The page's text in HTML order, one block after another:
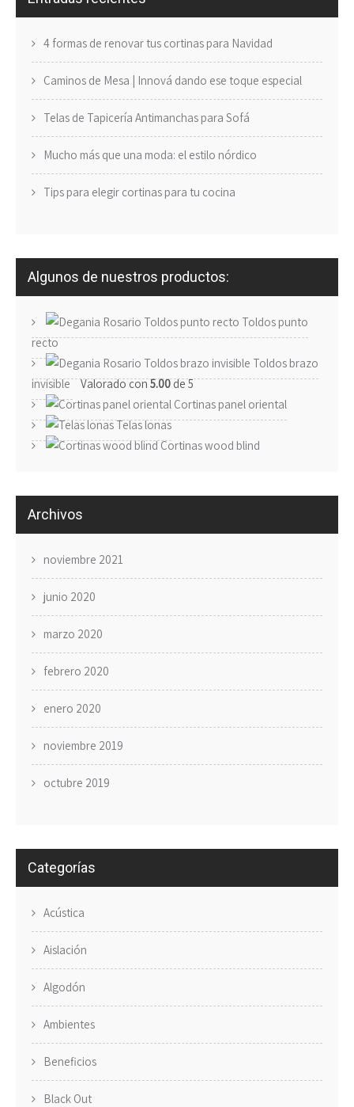
4 formas de renovar tus cortinas para Navidad
Caminos de Mesa | Innová dando ese toque especial
Telas de Tapicería Antimanchas para Sofá
Mucho más que una moda: el estilo nórdico
Tips para elegir cortinas para tu cocina
Algunos de nuestros productos:
Toldos punto
recto
Toldos brazo
invisible
Valorado con5.00de 5
Cortinas panel oriental
Telas lonas
Cortinas wood blind
Archivos
noviembre 2021
junio 2020
marzo 2020
febrero 2020
enero 2020
noviembre 2019
octubre 2019
Categorías
Acústica
Aislación
Algodón
Ambientes
Beneficios
Black Out